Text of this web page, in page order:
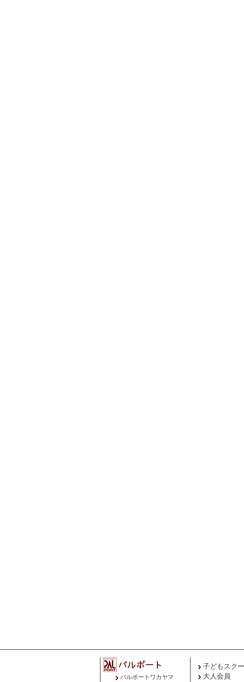
パルポートワカヤマ
子どもスク
大人会員